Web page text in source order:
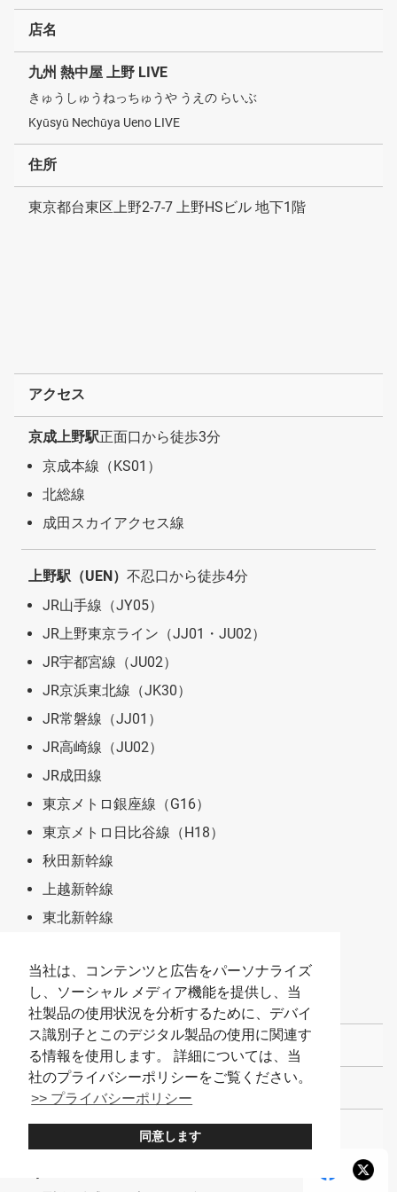
当社は、コンテンツと広告をパーソナライズ
し、ソーシャル メディア機能を提供し、当
社製品の使用状況を分析するために、デバイ
ス識別子とこのデジタル製品の使用に関連す
る情報を使用します。 詳細については、当
社のプライバシーポリシーをご覧ください。
>> プライバシーポリシー
同意します
店名
九州 熱中屋 上野 LIVE
きゅうしゅうねっちゅうや うえの らいぶ
Kyūsyū Nechūya Ueno LIVE
住所
東京都台東区上野2-7-7 上野HSビル 地下1階
アクセス
京成上野駅正面口から徒歩3分
京成本線（KS01）
北総線
成田スカイアクセス線
上野駅（UEN） 不忍口から徒歩4分
JR山手線（JY05）
JR上野東京ライン（JJ01・JU02）
JR宇都宮線（JU02）
JR京浜東北線（JK30）
JR常磐線（JJ01）
JR高崎線（JU02）
JR成田線
東京メトロ銀座線（G16）
東京メトロ日比谷線（H18）
秋田新幹線
上越新幹線
東北新幹線
北海道新幹線
山形新幹線
電話番号
03-5812-0508
予約